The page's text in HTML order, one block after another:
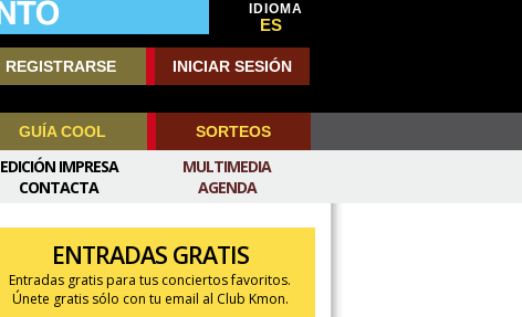
IDIOMA
ES
REGISTRARSE INICIAR SESIÓN
GUÍA COOL SORTEOS
MULTIMEDIA
AGENDA
EDICIÓN IMPRESA
CONTACTA
ENTRADAS GRATIS
Entradas gratis para tus conciertos favoritos.
Únete gratis sólo con tu email al Club Kmon.